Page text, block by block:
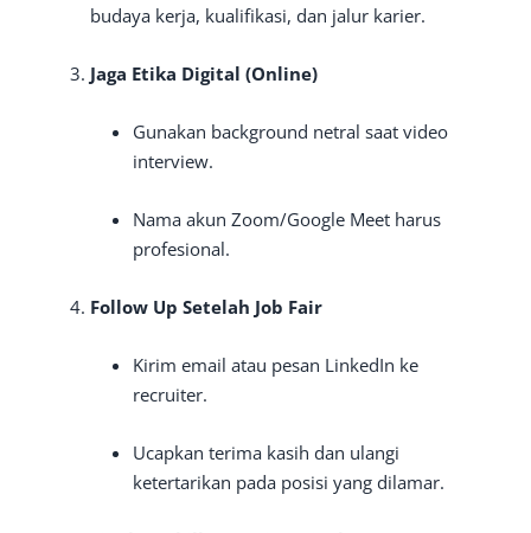
budaya kerja, kualifikasi, dan jalur karier.
Jaga Etika Digital (Online)
Gunakan background netral saat video
interview.
Nama akun Zoom/Google Meet harus
profesional.
Follow Up Setelah Job Fair
Kirim email atau pesan LinkedIn ke
recruiter.
Ucapkan terima kasih dan ulangi
ketertarikan pada posisi yang dilamar.